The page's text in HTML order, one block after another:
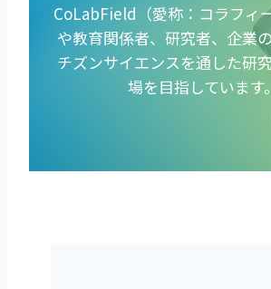
CoLabField（愛称：コラフィ
や教育関係者、研究者、企業
チズンサイエンスを通した研
場を目指しています